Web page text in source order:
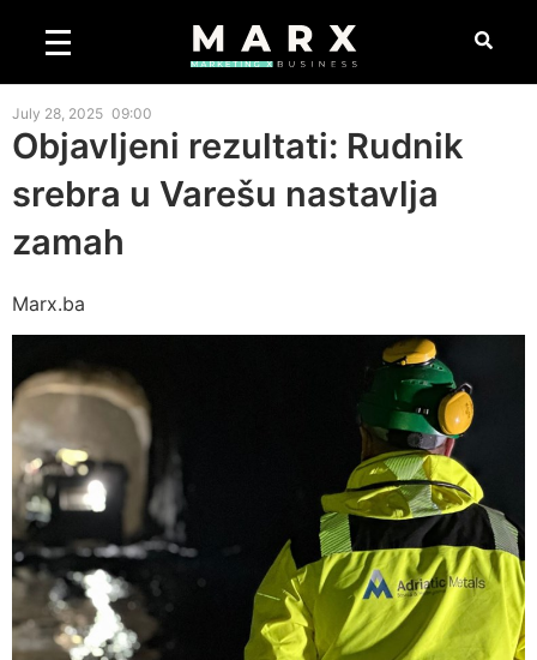
July 28, 2025 09:00
Objavljeni rezultati: Rudnik
srebra u Varešu nastavlja
zamah
Marx.ba